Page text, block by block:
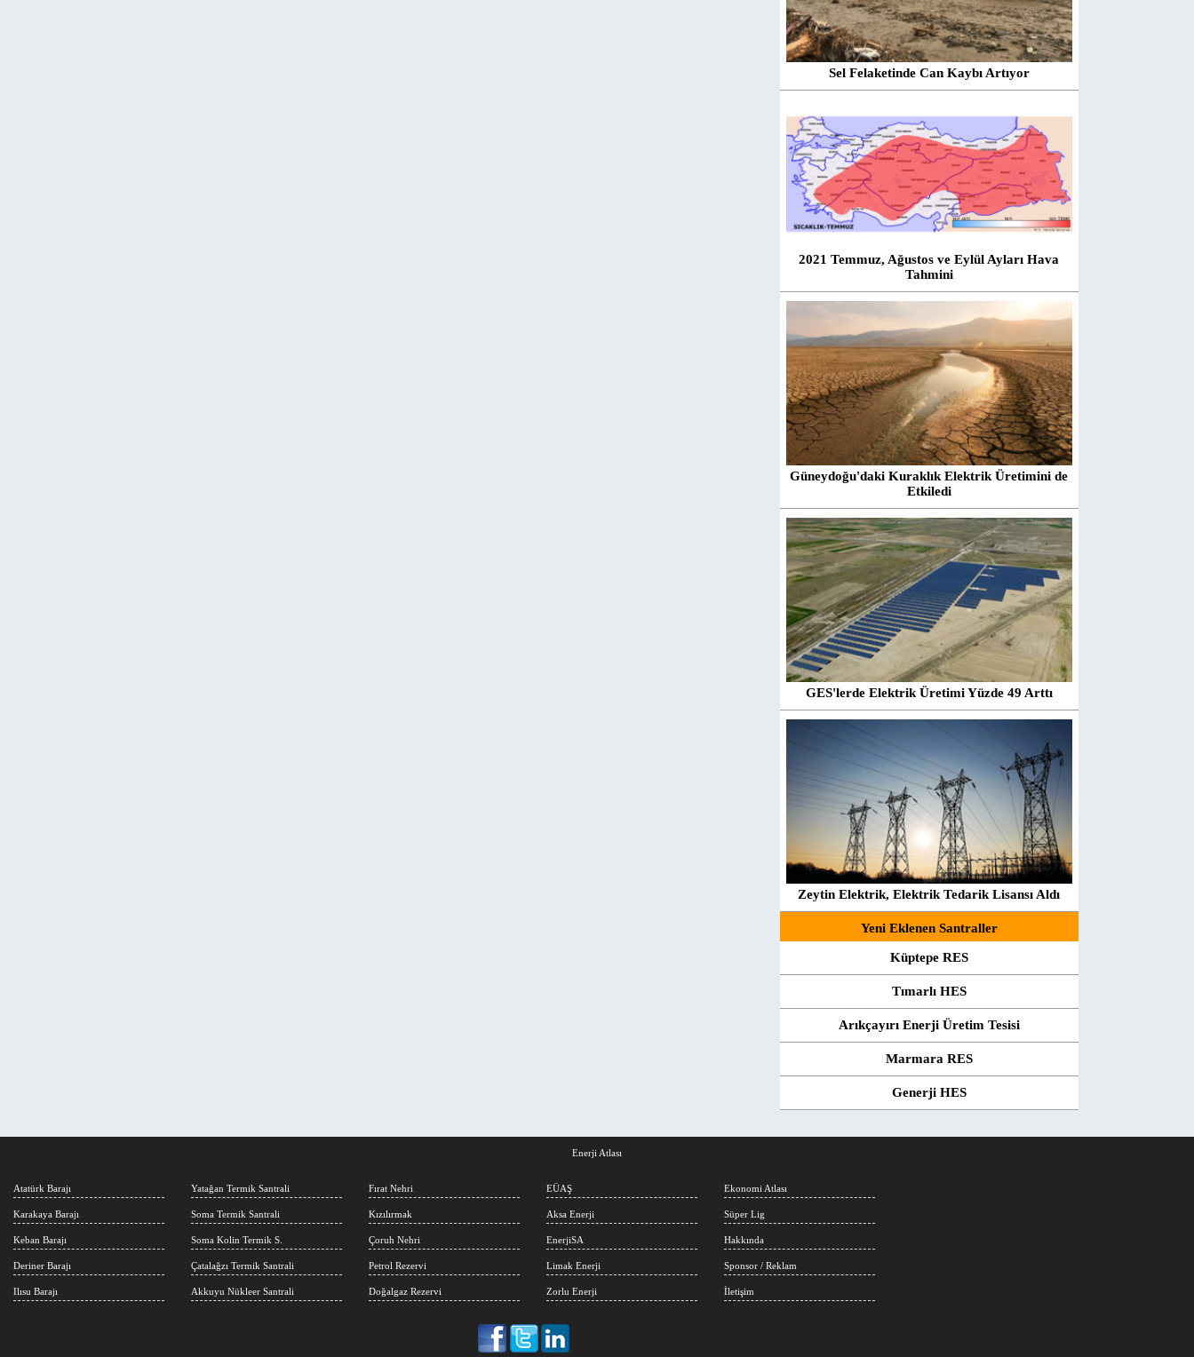
Sel Felaketinde Can Kaybı Artıyor
2021 Temmuz, Ağustos ve Eylül Ayları Hava
Tahmini
Güneydoğu'daki Kuraklık Elektrik Üretimini de
Etkiledi
GES'lerde Elektrik Üretimi Yüzde 49 Arttı
Zeytin Elektrik, Elektrik Tedarik Lisansı Aldı
Yeni Eklenen Santraller
Küptepe RES
Tımarlı HES
Arıkçayırı Enerji Üretim Tesisi
Marmara RES
Generji HES
Enerji Atlası
Atatürk Barajı
Karakaya Barajı
Keban Barajı
Deriner Barajı
Ilısu Barajı
Yatağan Termik Santrali
Soma Termik Santrali
Soma Kolin Termik S.
Çatalağzı Termik Santrali
Akkuyu Nükleer Santrali
Fırat Nehri
Kızılırmak
Çoruh Nehri
Petrol Rezervi
Doğalgaz Rezervi
EÜAŞ
Aksa Enerji
EnerjiSA
Limak Enerji
Zorlu Enerji
Ekonomi Atlası
Süper Lig
Hakkında
Sponsor / Reklam
İletişim